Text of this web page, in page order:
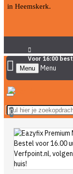
in Heemskerk.
Voor 16:00
Menu
0
U heeft nog